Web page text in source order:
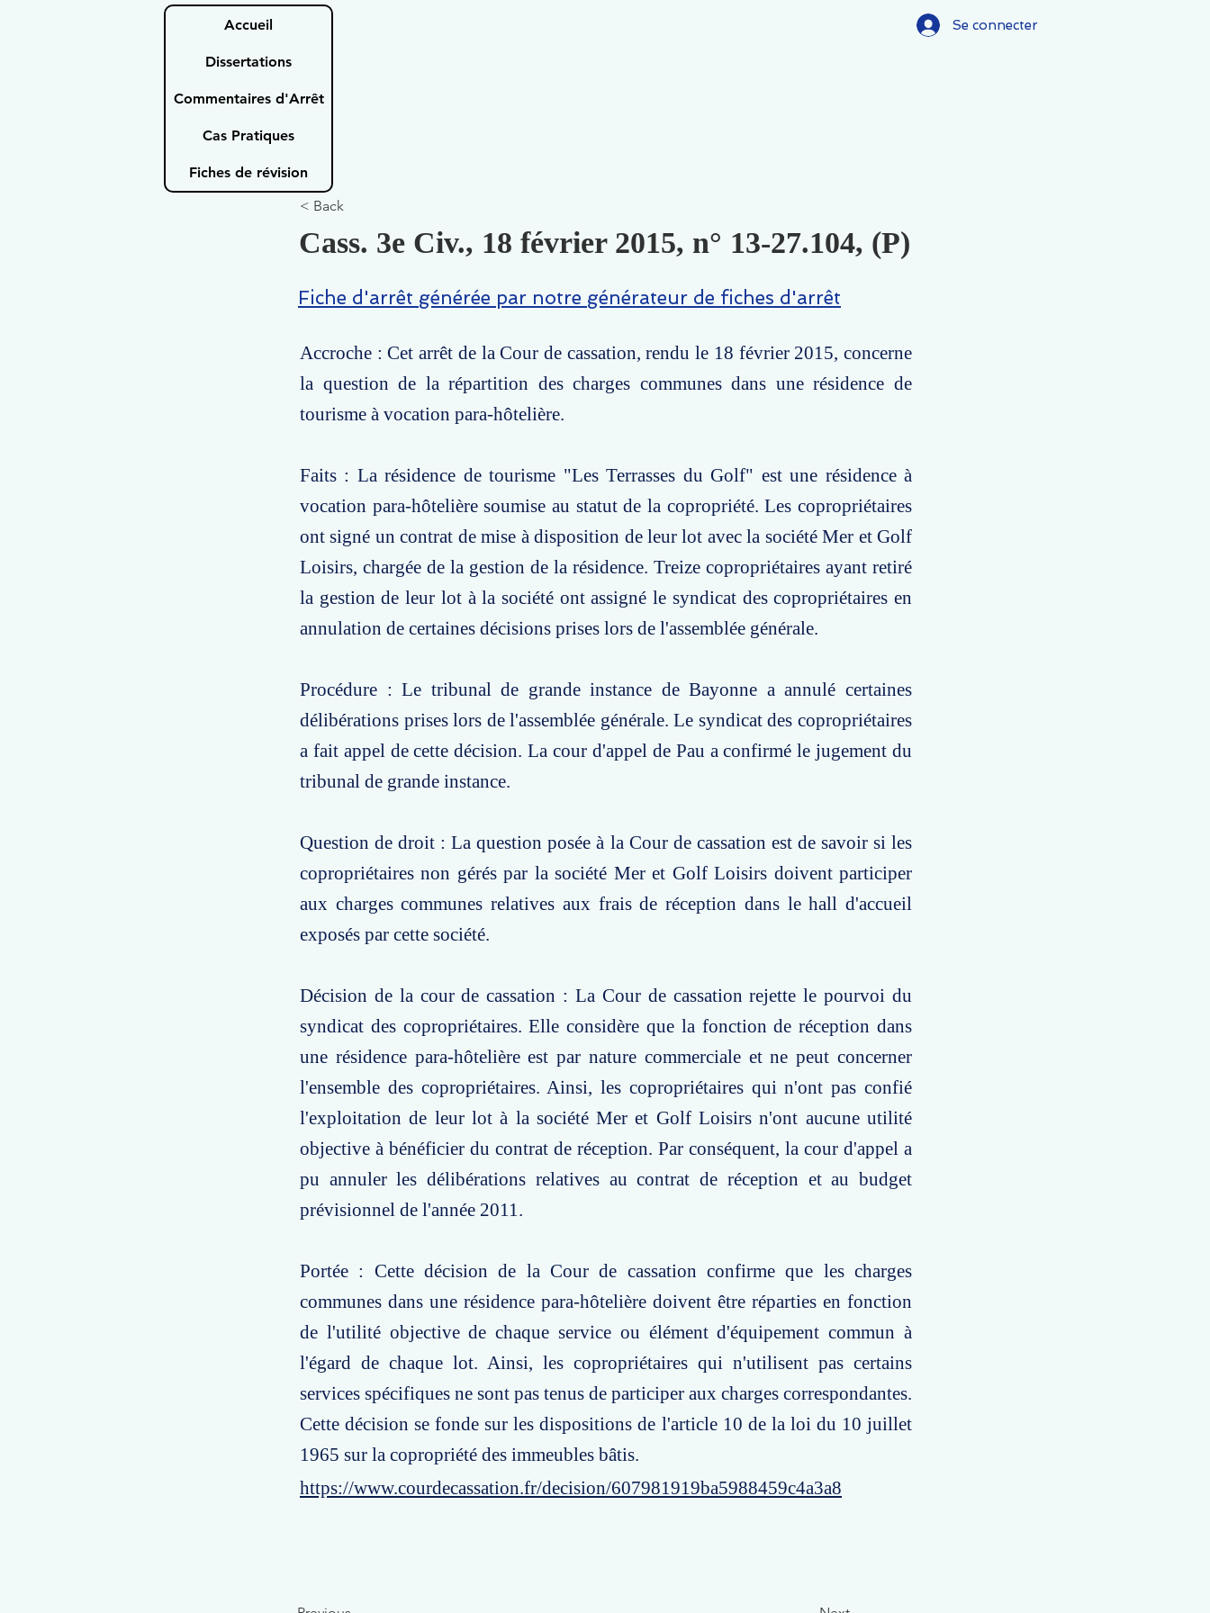
Accueil
Dissertations
Commentaires d'Arrêt
Cas Pratiques
Fiches de révision
Se connecter
< Back
Cass. 3e Civ., 18 février 2015, n° 13-27.104, (P)
Fiche d'arrêt générée par notre générateur de fiches d'arrêt
Accroche : Cet arrêt de la Cour de cassation, rendu le 18 février 2015, concerne
la question de la répartition des charges communes dans une résidence de
tourisme à vocation para-hôtelière.
Faits : La résidence de tourisme "Les Terrasses du Golf" est une résidence à
vocation para-hôtelière soumise au statut de la copropriété. Les copropriétaires
ont signé un contrat de mise à disposition de leur lot avec la société Mer et Golf
Loisirs, chargée de la gestion de la résidence. Treize copropriétaires ayant retiré
la gestion de leur lot à la société ont assigné le syndicat des copropriétaires en
annulation de certaines décisions prises lors de l'assemblée générale.
Procédure : Le tribunal de grande instance de Bayonne a annulé certaines
délibérations prises lors de l'assemblée générale. Le syndicat des copropriétaires
a fait appel de cette décision. La cour d'appel de Pau a confirmé le jugement du
tribunal de grande instance.
Question de droit : La question posée à la Cour de cassation est de savoir si les
copropriétaires non gérés par la société Mer et Golf Loisirs doivent participer
aux charges communes relatives aux frais de réception dans le hall d'accueil
exposés par cette société.
Décision de la cour de cassation : La Cour de cassation rejette le pourvoi du
syndicat des copropriétaires. Elle considère que la fonction de réception dans
une résidence para-hôtelière est par nature commerciale et ne peut concerner
l'ensemble des copropriétaires. Ainsi, les copropriétaires qui n'ont pas confié
l'exploitation de leur lot à la société Mer et Golf Loisirs n'ont aucune utilité
objective à bénéficier du contrat de réception. Par conséquent, la cour d'appel a
pu annuler les délibérations relatives au contrat de réception et au budget
prévisionnel de l'année 2011.
Portée : Cette décision de la Cour de cassation confirme que les charges
communes dans une résidence para-hôtelière doivent être réparties en fonction
de l'utilité objective de chaque service ou élément d'équipement commun à
l'égard de chaque lot. Ainsi, les copropriétaires qui n'utilisent pas certains
services spécifiques ne sont pas tenus de participer aux charges correspondantes.
Cette décision se fonde sur les dispositions de l'article 10 de la loi du 10 juillet
1965 sur la copropriété des immeubles bâtis.
https://www.courdecassation.fr/decision/607981919ba5988459c4a3a8